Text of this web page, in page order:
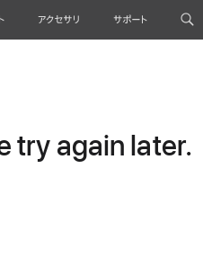
アクセサリ サポート
try again later.